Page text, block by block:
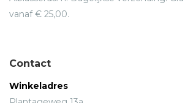
vanaf € 25,00.
Contact
Winkeladres